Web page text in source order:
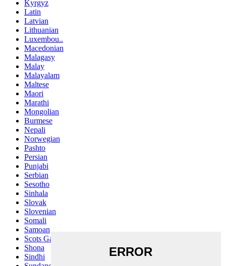
Kyrgyz
Latin
Latvian
Lithuanian
Luxembou..
Macedonian
Malagasy
Malay
Malayalam
Maltese
Maori
Marathi
Mongolian
Burmese
Nepali
Norwegian
Pashto
Persian
Punjabi
Serbian
Sesotho
Sinhala
Slovak
Slovenian
Somali
Samoan
Scots Gaelic
Shona
Sindhi